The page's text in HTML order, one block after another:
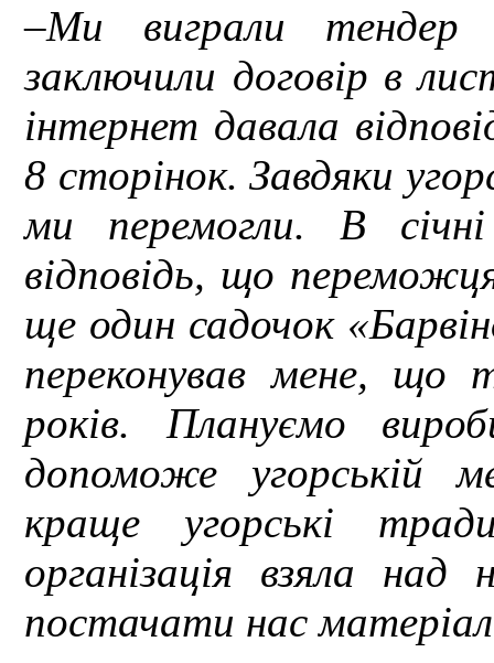
–Ми виграли тендер
заключили договір в
інтернет давала
8 сторінок. Завдяки
ми перемогли. В
відповідь, що
ще один садочок
переконував мене, що
років. Плануємо
допоможе угорській
краще угорські
організація взяла
постачати нас